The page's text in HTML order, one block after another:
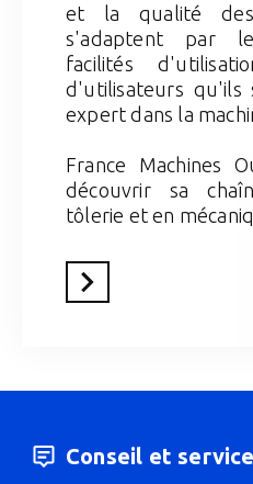
et la qualité des
s'adaptent par
facilités
d'utilisateurs qu'ils
expert dans la
France Machines
découvrir sa
tôlerie et en
En savoir plus
Conseil et